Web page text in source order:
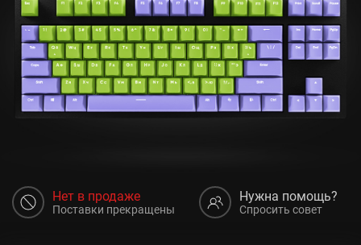
Нет в продаже
Поставки прекращены
Нужна помощь?
Спросить совет